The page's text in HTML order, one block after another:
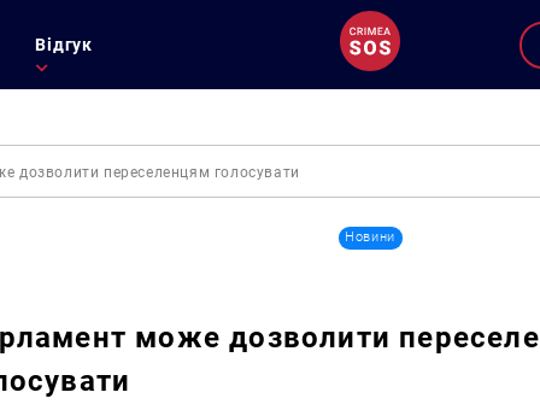
Відгук
дозволити переселенцям голосувати
Новини
може дозволити